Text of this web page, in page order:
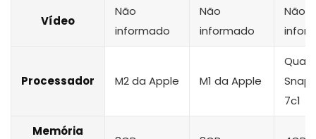
Vídeo
Não
informado
Não
informado
Não
Processador M2 da Apple M1 da Apple
7c1
Memória